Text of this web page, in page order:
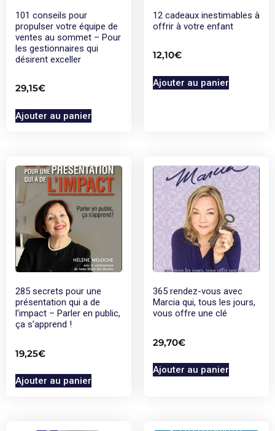
101 conseils pour
propulser votre équipe de
ventes au sommet – Pour
les gestionnaires qui
désirent exceller
29,15€
Ajouter au panier
12 cadeaux inestimables à
offrir à votre enfant
12,10€
Ajouter au panier
285 secrets pour une
présentation qui a de
l’impact – Parler en public,
ça s’apprend !
19,25€
Ajouter au panier
365 rendez-vous avec
Marcia qui, tous les jours,
vous offre une clé
29,70€
Ajouter au panier